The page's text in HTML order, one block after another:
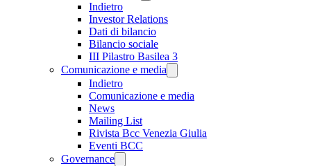
Indietro
Investor Relations
Dati di bilancio
Bilancio sociale
III Pilastro Basilea 3
Comunicazione e media
Indietro
Comunicazione e media
News
Mailing List
Rivista Bcc Venezia Giulia
Eventi BCC
Governance